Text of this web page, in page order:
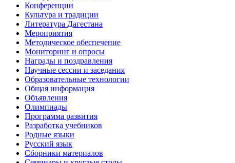
Конференции
Культура и традиции
Литература Дагестана
Мероприятия
Методическое обеспечение
Мониторинг и опросы
Награды и поздравления
Научные сессии и заседания
Образовательные технологии
Общая информация
Объявления
Олимпиады
Программа развития
Разработка учебников
Родные языки
Русский язык
Сборники материалов